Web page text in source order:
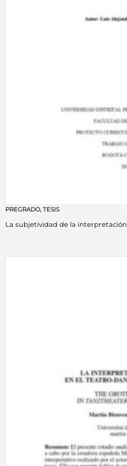
PREGRADO, TESIS
La subjetividad de la interpretación